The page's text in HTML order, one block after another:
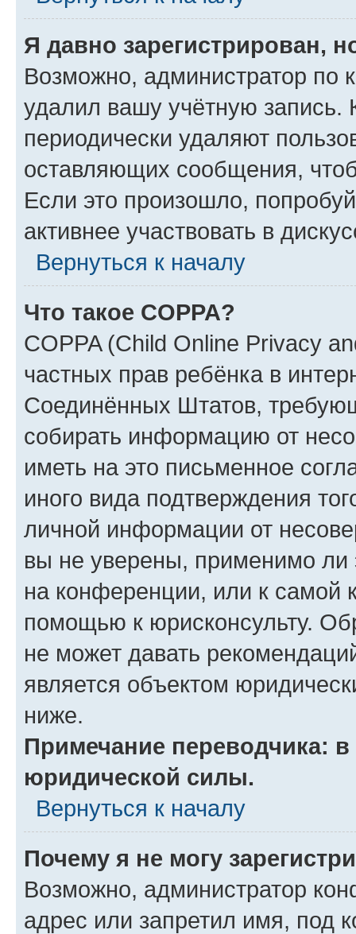
Я давно зарегистрирован,
Возможно, администратор по
удалил вашу учётную запись.
периодически удаляют
оставляющих сообщения,
Если это произошло,
активнее участвовать в
Вернуться к началу
Что такое COPPA?
COPPA (Child Online Privacy
частных прав ребёнка в
Соединённых Штатов,
собирать информацию от
иметь на это письменное
иного вида подтверждения
личной информации от
вы не уверены, применимо ли
на конференции, или к самой
помощью к юрисконсульту.
не может давать
является объектом
ниже.
Примечание переводчика:
юридической силы.
Вернуться к началу
Почему я не могу
Возможно, администратор
адрес или запретил имя, под